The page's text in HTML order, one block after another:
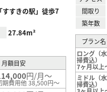
すきの駅」徒歩7
27.84m²
月額目安
円/月～
期費用他 38,500円～
間取り
築年数
プラン
ロング（
掃費込）
7ヶ月以上
ミドル（
掃費込）